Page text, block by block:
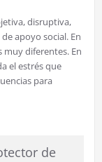
disruptiva,
apoyo social. En
muy diferentes. En
el estrés que
para
de